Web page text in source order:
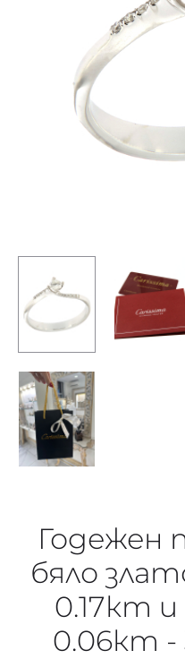
Годежен
бяло
0.17кт
0.06кт -